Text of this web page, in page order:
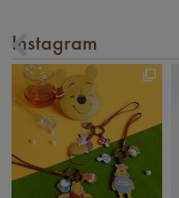
Instagram